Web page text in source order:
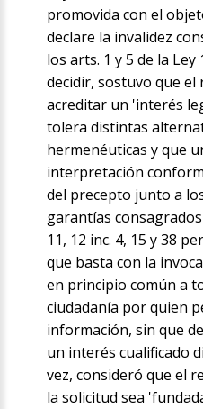
promovida con el
declare la invalidez
los arts. 1 y 5 de la Ley
decidir, sostuvo que el
acreditar un 'interés
tolera distintas
hermenéuticas y que
interpretación
del precepto junto a
garantías
11, 12 inc. 4, 15 y 38
que basta con la
en principio común a
ciudadanía por quien
información, sin que
un interés cualificado
vez, consideró que el
la solicitud sea